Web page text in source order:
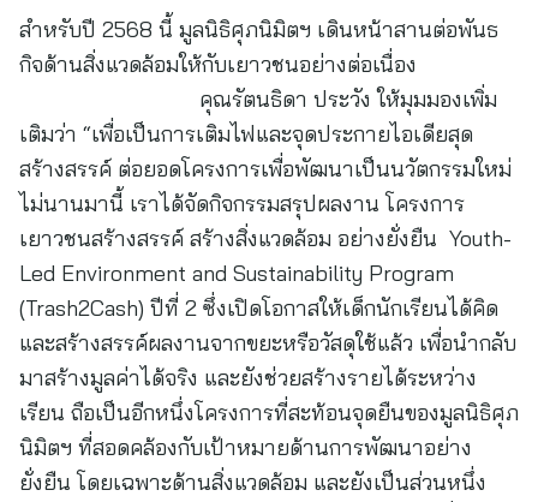
สำหรับปี 2568 นี้ มูลนิธิศุภนิมิตฯ เดินหน้าสานต่อพันธ
กิจด้านสิ่งแวดล้อมให้กับเยาวชนอย่างต่อเนื่อง
คุณรัตนธิดา ประวัง ให้มุมมองเพิ่ม
เติมว่า “เพื่อเป็นการเติมไฟและจุดประกายไอเดียสุด
สร้างสรรค์ ต่อยอดโครงการเพื่อพัฒนาเป็นนวัตกรรมใหม่
ไม่นานมานี้ เราได้จัดกิจกรรมสรุปผลงาน โครงการ
เยาวชนสร้างสรรค์ สร้างสิ่งแวดล้อม อย่างยั่งยืน Youth-
Led Environment and Sustainability Program
(Trash2Cash) ปีที่ 2 ซึ่งเปิดโอกาสให้เด็กนักเรียนได้คิด
และสร้างสรรค์ผลงานจากขยะหรือวัสดุใช้แล้ว เพื่อนำกลับ
มาสร้างมูลค่าได้จริง และยังช่วยสร้างรายได้ระหว่าง
เรียน ถือเป็นอีกหนึ่งโครงการที่สะท้อนจุดยืนของมูลนิธิศุภ
นิมิตฯ ที่สอดคล้องกับเป้าหมายด้านการพัฒนาอย่าง
ยั่งยืน โดยเฉพาะด้านสิ่งแวดล้อม และยังเป็นส่วนหนึ่ง